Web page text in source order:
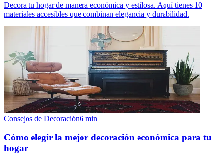
Decora tu hogar de manera económica y estilosa. Aquí tienes 10
materiales accesibles que combinan elegancia y durabilidad.
Consejos de Decoración6 min
Cómo elegir la mejor decoración económica para tu
hogar